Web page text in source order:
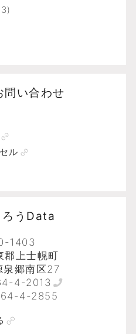
問い合わせ
ル
ろうData
1403
郡上士幌町
泉郷南区27
4-2013
4-2855